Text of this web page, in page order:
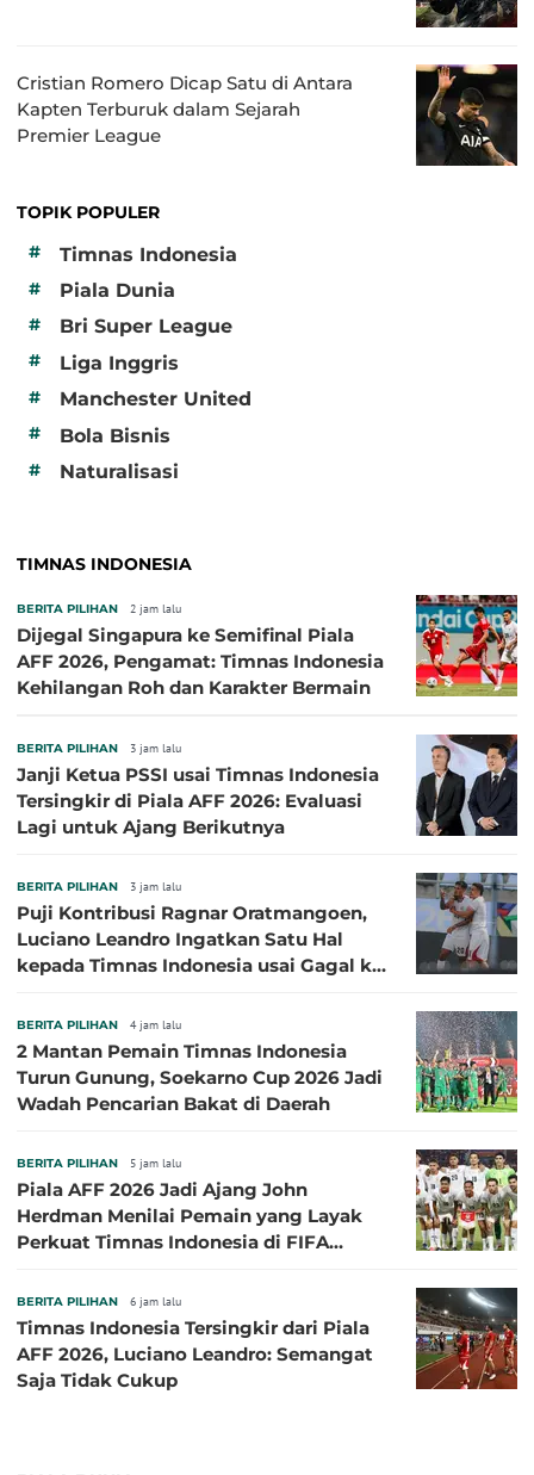
Cristian Romero Dicap Satu di Antara
Kapten Terburuk dalam Sejarah
Premier League
TOPIK POPULER
#
Timnas Indonesia
# Piala Dunia
# Bri Super League
# Liga Inggris
# Manchester United
# Bola Bisnis
# Naturalisasi
TIMNAS INDONESIA
BERITA PILIHAN 2 jam lalu
Dijegal Singapura ke Semifinal Piala
AFF 2026, Pengamat: Timnas Indonesia
Kehilangan Roh dan Karakter Bermain
BERITA PILIHAN 3 jam lalu
Janji Ketua PSSI usai Timnas Indonesia
Tersingkir di Piala AFF 2026: Evaluasi
Lagi untuk Ajang Berikutnya
BERITA PILIHAN 3 jam lalu
Puji Kontribusi Ragnar Oratmangoen,
Luciano Leandro Ingatkan Satu Hal
kepada Timnas Indonesia usai Gagal ke
BERITA PILIHAN 4 jam lalu
2 Mantan Pemain Timnas Indonesia
Turun Gunung, Soekarno Cup 2026 Jadi
Wadah Pencarian Bakat di Daerah
BERITA PILIHAN 5 jam lalu
Piala AFF 2026 Jadi Ajang John
Herdman Menilai Pemain yang Layak
Perkuat Timnas Indonesia di FIFA
BERITA PILIHAN 6 jam lalu
Timnas Indonesia Tersingkir dari Piala
AFF 2026, Luciano Leandro: Semangat
Saja Tidak Cukup